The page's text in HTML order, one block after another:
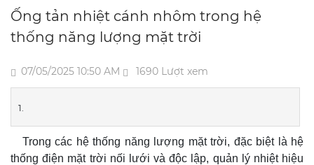
Ống tản nhiệt cánh nhôm trong hệ
thống năng lượng mặt trời
07/05/2025 10:50 AM 1690 Lượt xem
Trong các hệ thống năng lượng mặt trời, đặc biệt là hệ
thống điện mặt trời nối lưới và độc lập, quản lý nhiệt hiệu